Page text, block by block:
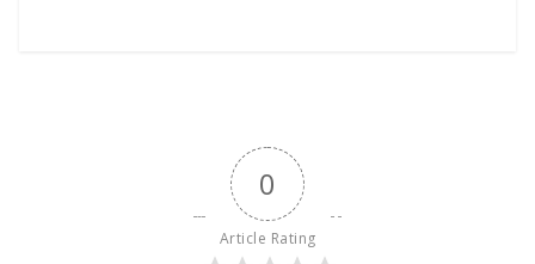
0
Article Rating